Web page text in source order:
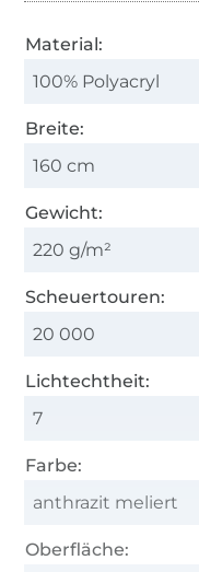
Material:
100% Polyacryl
Breite:
160 cm
Gewicht:
220 g/m²
Scheuertouren:
20 000
Lichtechtheit:
7
Farbe:
anthrazit meliert
Oberfläche: